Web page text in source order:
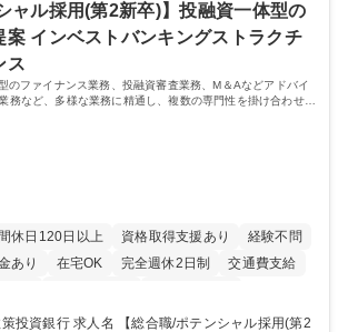
なることができます。平均19:30の退勤以降の業
ており、メリハリのある働き方となります。 学
大学 高専 短大 語学力： 資格：
ャル採用(第2新卒)】投融資一体型の
案 インベストバンキングストラクチ
ス
のファイナンス業務、投融資審査業務、M＆Aなどアドバイ
務など、多様な業務に精通し、複数の専門性を掛け合わせて
です。
休日120日以上 資格取得支援あり
経験不問
あり 在宅OK 完全週休2日制
交通費支給
あり
/ポテンシャル採用(第2